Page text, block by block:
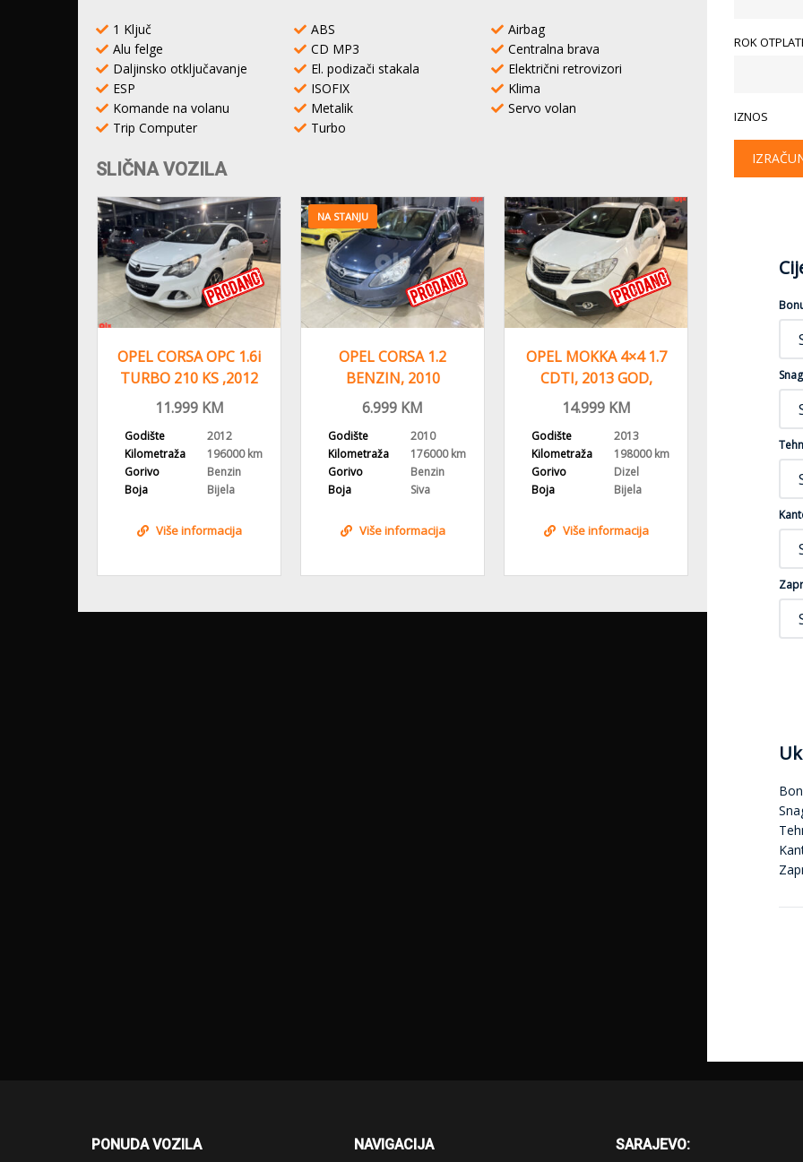
1 Ključ ABS
Airbag
Alu felge
CD MP3
Centralna brava
Daljinsko otključavanje
El. podizači stakala
Električni retrovizori
ESP
ISOFIX
Klima
Komande na volanu
Metalik
Servo volan
Trip Computer
Turbo
SLIČNA VOZILA
OPEL CORSA OPC 1.6i
TURBO 210 KS ,2012
GOD, ALU FELGE
11.999KM
Godište
2012
Kilometraža
196000 km
Gorivo
Benzin
Boja
Bijela
Više informacija
NA STANJU
OPEL CORSA 1.2
BENZIN, 2010
GODINA, ALU FELGE,
6.999 KM
Godište
2010
Kilometraža
176000 km
Gorivo
Benzin
Boja
Siva
Više informacija
OPEL MOKKA 4×4 1.7
CDTI, 2013 GOD,
PARKING SENZORI
14.999KM
Godište
2013
Kilometraža
198000 km
Gorivo
Dizel
Boja
Bijela
Više informacija
OPEL
CDTI,
8.999
Kilometraža
Više
ROK
IZNOS
PONUDA VOZILA NAVIGACIJA SARAJEVO: